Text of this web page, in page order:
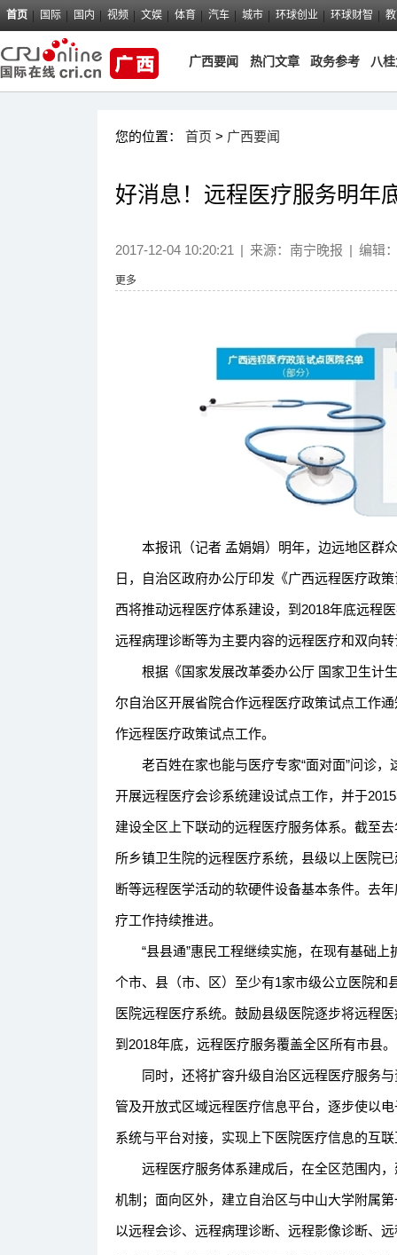
首页 国际 国内 视频 文娱 体育 汽车 城市 环球创业 环球财智
广西要闻 热门文章 政务参考 八
您的位置： 首页 > 广西要闻
好消息！远程医疗服务明年
2017-12-04 10:20:21 | 来源： 南宁晚报 | 编辑
更多
本报讯（记者 孟娟娟）明年，边远地区群众
日，自治区政府办公厅印发《广西远程医疗政
西将推动远程医疗体系建设，到2018年底远程
远程病理诊断等为主要内容的远程医疗和双向
根据《国家发展改革委办公厅 国家卫生计生
尔自治区开展省院合作远程医疗政策试点工作
作远程医疗政策试点工作。
老百姓在家也能与医疗专家“面对面”问诊，
开展远程医疗会诊系统建设试点工作，并于
建设全区上下联动的远程医疗服务体系。截至
所乡镇卫生院的远程医疗系统，县级以上医院
断等远程医学活动的软硬件设备基本条件。去
疗工作持续推进。
“县县通”惠民工程继续实施，在现有基础上
个市、县（市、区）至少有1家市级公立医院
医院远程医疗系统。鼓励县级医院逐步将远程
到2018年底，远程医疗服务覆盖全区所有市县。
同时，还将扩容升级自治区远程医疗服务与
管及开放式区域远程医疗信息平台，逐步使以
系统与平台对接，实现上下医院医疗信息的互
远程医疗服务体系建成后，在全区范围内，
机制；面向区外，建立自治区与中山大学附属
以远程会诊、远程病理诊断、远程影像诊断、